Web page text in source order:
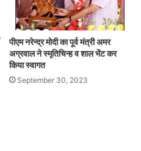
पीएम नरेन्द्र मोदी का पूर्व मंत्री अमर
अग्रवाल ने स्मृतिचिन्ह व शाल भेंट कर
किया स्वागत
September 30, 2023